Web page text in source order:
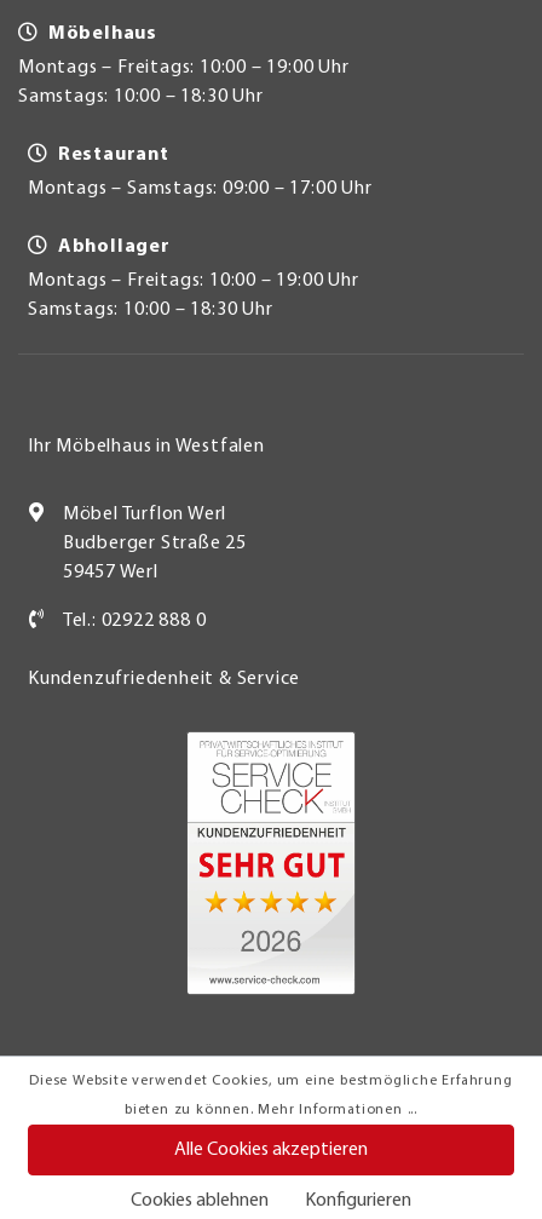
Diese Website verwendet Cookies, um eine bestmögliche Erfahrung
bieten zu können. Mehr Informationen ...
Alle Cookies akzeptieren
Cookies ablehnen Konfigurieren
Möbelhaus
Montags – Freitags: 10:00 – 19:00 Uhr
Samstags: 10:00 – 18:30 Uhr
Restaurant
Montags – Samstags: 09:00 – 17:00 Uhr
Abhollager
Montags – Freitags: 10:00 – 19:00 Uhr
Samstags: 10:00 – 18:30 Uhr
Ihr Möbelhaus in Westfalen
Möbel Turflon Werl
Budberger Straße 25
59457 Werl
Tel.: 02922 888 0
Kundenzufriedenheit & Service
Klemens Münstermann GmbH & Co. KG